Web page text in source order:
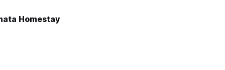
Homestay